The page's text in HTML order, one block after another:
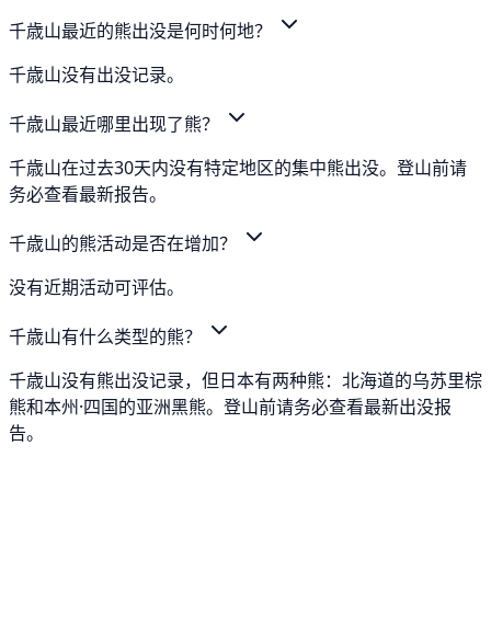
千歳山最近的熊出没是何时何地？
千歳山没有出没记录。
千歳山最近哪里出现了熊？
千歳山在过去30天内没有特定地区的集中熊出没。登山前请
务必查看最新报告。
千歳山的熊活动是否在增加？
没有近期活动可评估。
千歳山有什么类型的熊？
千歳山没有熊出没记录，但日本有两种熊：北海道的乌苏里棕
熊和本州·四国的亚洲黑熊。登山前请务必查看最新出没报
告。